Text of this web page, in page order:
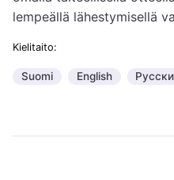
lempeällä lähestymisellä
Kielitaito:
Suomi English